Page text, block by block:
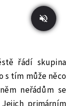
řádí skupina
s tím může něco
neřádům se